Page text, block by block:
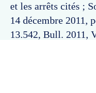
et les arrêts cités ;
14 décembre 2011,
13.542, Bull. 2011,